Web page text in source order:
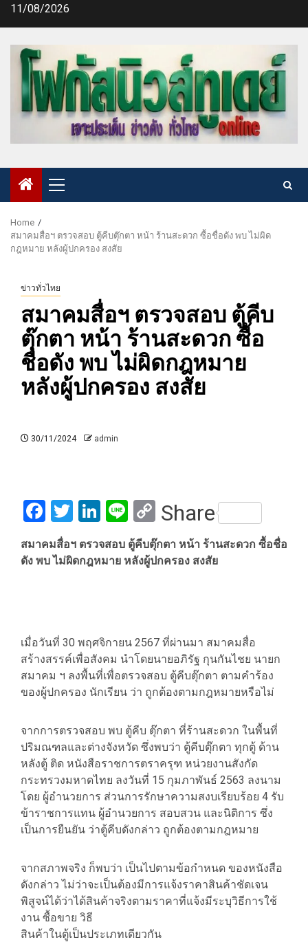
Skip11/08/2026
Primary
Menu
Home
สมาคมสื่อฯ ตรวจสอบ ตู้คีบตุ๊กตา หน้า ร้านสะดวก ซื้อชื่อดัง พบ ไม่ผิด
กฎหมาย หลังผู้ปกครอง สงสัย
ข่าวทั่วไทย
สมาคมสื่อฯ ตรวจสอบ ตู้คีบ
ตุ๊กตา หน้า ร้านสะดวก ซื้อ
ชื่อดัง พบ ไม่ผิดกฎหมาย
หลังผู้ปกครอง สงสัย
30/11/2024 admin
Facebook
Twitter
LinkedIn
LineCopy
Link
Share
สมาคมสื่อฯ ตรวจสอบ ตู้คีบตุ๊กตา หน้า ร้านสะดวก ซื้อชื่อ
ดัง พบ ไม่ผิดกฎหมาย หลังผู้ปกครอง สงสัย
เมื่อวันที่ 30 พฤศจิกายน 2567 ที่ผ่านมา สมาคมสื่อ
สร้างสรรค์เพื่อสังคม นำโดยนายอภิรัฐ กุนกันไชย นายก
สมาคม ฯ ลงพื้นที่เพื่อตรวจสอบ ตู้คีบตุ๊กตา ตามคำร้อง
ของผู้ปกครอง นักเรียน ว่า ถูกต้องตามกฎหมายหรือไม่
จากการตรวจสอบ พบ ตู้คีบ ตุ๊กตา ที่ร้านสะดวก ในพื้นที่
ปริมณฑลและต่างจังหวัด ซึ่งพบว่า ตู้คีบตุ๊กตา ทุกตู้ ด้าน
หลังตู้ ติด หนังสือราชการตราครุฑ หน่วยงานสังกัด
กระทรวงมหาดไทย ลงวันที่ 15 กุมภาพันธ์ 2563 ลงนาม
โดย ผู้อำนวยการ ส่วนการรักษาความสงบเรียบร้อย 4 รับ
ข้าราชการแทน ผู้อำนวยการ สอบสวน และนิติการ ซึ่ง
เป็นการยืนยัน ว่าตู้คีบดังกล่าว ถูกต้องตามกฎหมาย
จากสภาพจริง ก็พบว่า เป็นไปตามข้อกำหนด ของหนังสือ
ดังกล่าว ไม่ว่าจะเป็นต้องมีการแจ้งราคาสินค้าชัดเจน
พิสูจน์ได้ว่าได้สินค้าจริงตามราคาที่แจ้งมีระบุวิธีการใช้
งาน ซื้อขาย วิธี
สินค้าในตู้เป็นประเภทเดียวกัน